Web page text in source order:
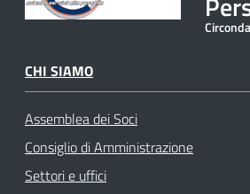
gli
CHI SIAMO
Assemblea dei Soci
Consiglio di Amministrazione
Settori e uffici